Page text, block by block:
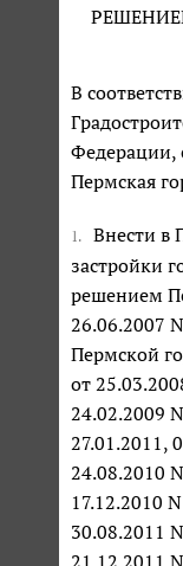
В
Федерации,
Пермская
1.
Внести в
застройки
решением
26.06.2007
Пермской
от
24.02.2009
27.01.2011,
24.08.2010
17.12.2010
30.08.2011
21.12.2011